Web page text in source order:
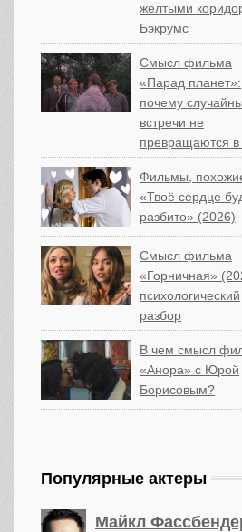
жёлтыми
Бэкрумс
Смысл фильма
«Парад планет»:
почему
встречи не
превращаются в
Фильмы,
«Твоё сердце
разбито» (2026)
Смысл фильма
«Горничная»
психологический
разбор
В чем смысл
«Анора» с Юрой
Борисовым?
Популярные актеры
Майкл